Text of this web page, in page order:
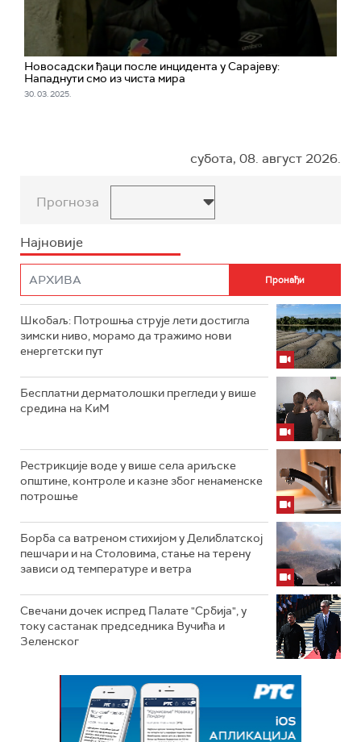
Новосадски ђаци после инцидента у Сарајеву:
Нападнути смо из чиста мира
30. 03. 2025.
субота, 08. август 2026.
Прогноза
Најновије
Шкобаљ: Потрошња струје лети достигла
зимски ниво, морамо да тражимо нови
енергетски пут
Бесплатни дерматолошки прегледи у више
средина на КиМ
Рестрикције воде у више села ариљске
општине, контроле и казне због ненаменске
потрошње
Борба са ватреном стихијом у Делиблатској
пешчари и на Столовима, стање на терену
зависи од температуре и ветра
Свечани дочек испред Палате "Србија", у
току састанак председника Вучића и
Зеленског